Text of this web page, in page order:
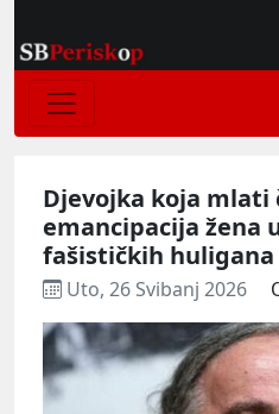
Djevojka koja mlati
emancipacija žena
fašističkih huligana
Uto, 26 Svibanj 2026